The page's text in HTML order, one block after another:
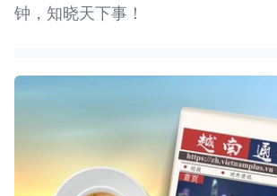
钟，知晓天下事！